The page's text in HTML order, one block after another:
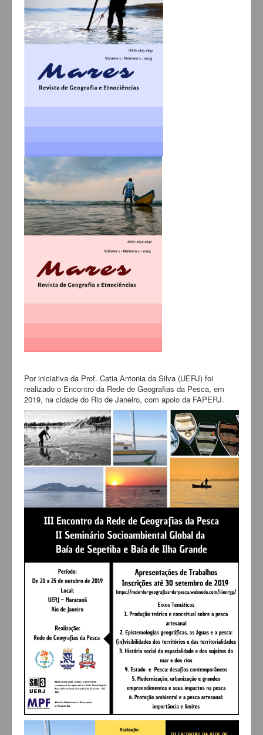
Por iniciativa da Prof. Catia Antonia da Silva (UERJ) foi
realizado o Encontro da Rede de Geografias da Pesca, em
2019, na cidade do Rio de Janeiro, com apoio da FAPERJ.